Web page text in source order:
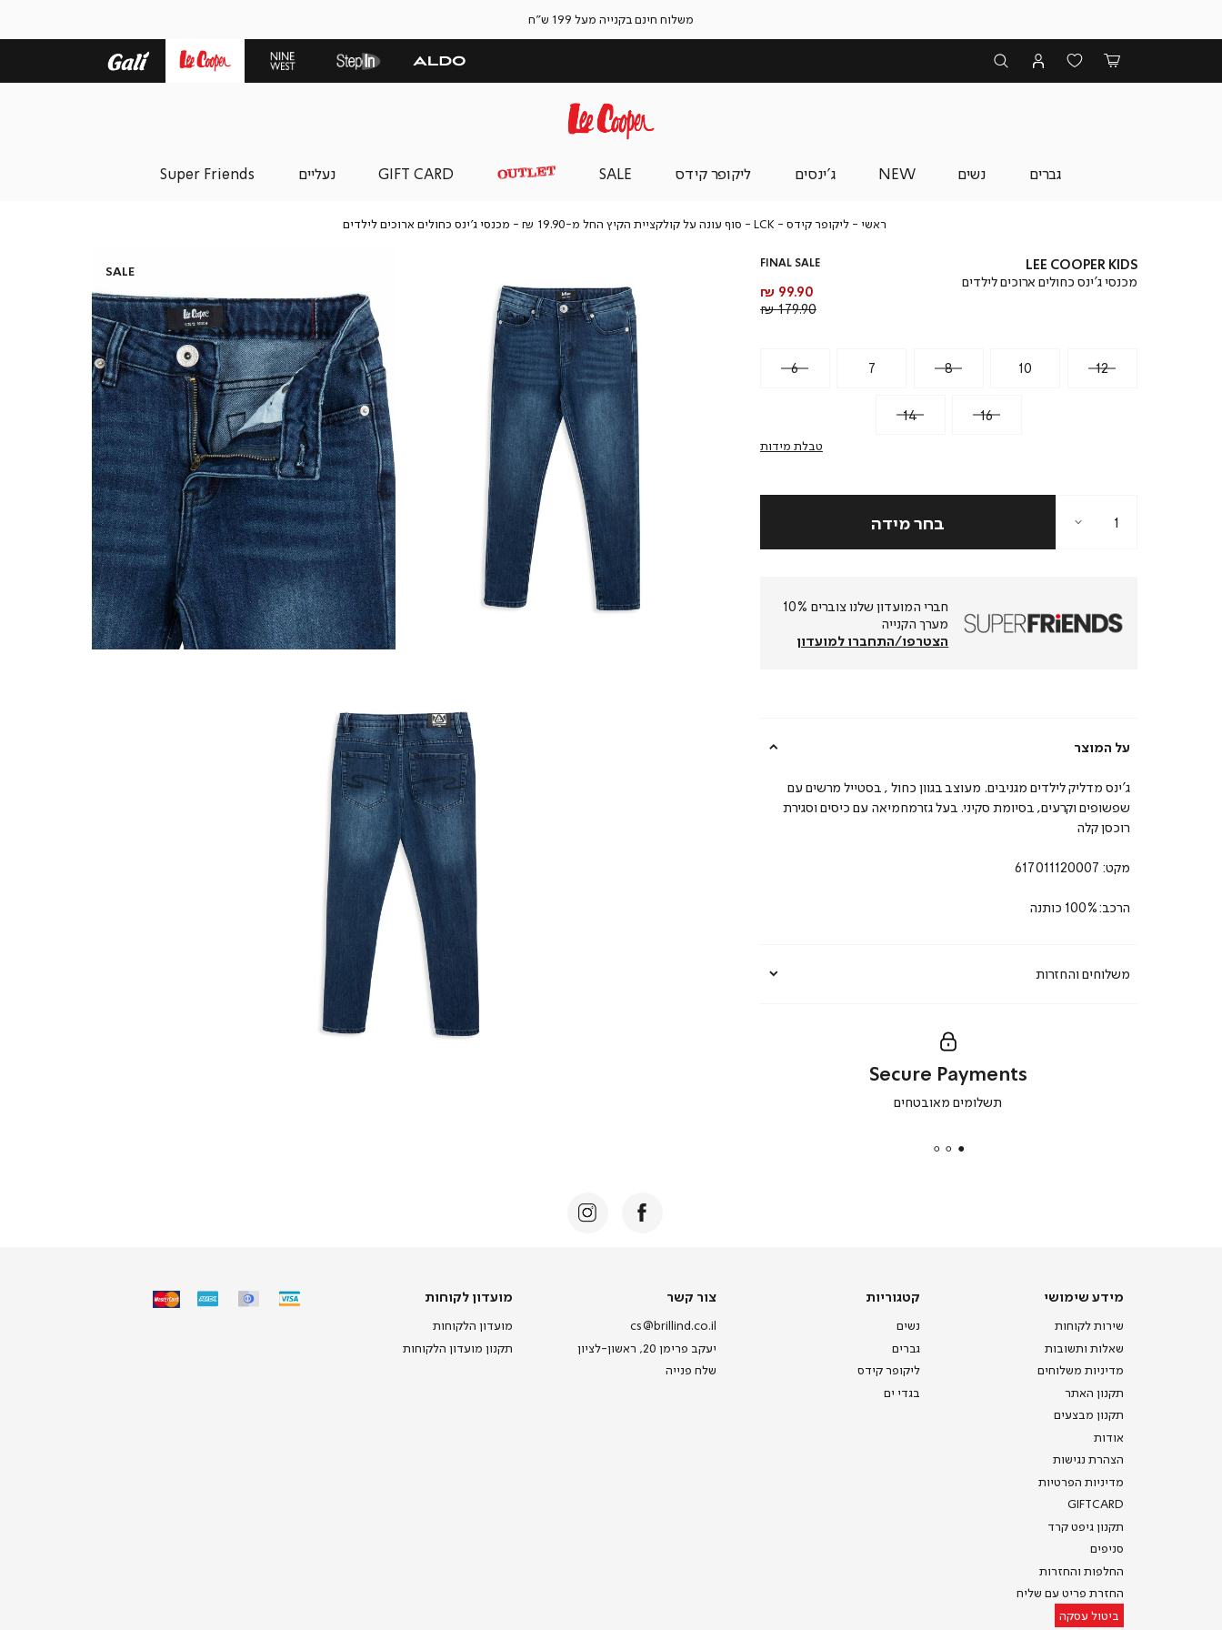
משלוח חינם בקנייה מעל 199 ש"ח
גברים נשים NEW ג'ינסים ליקופר קידס SALE
GIFT CARD נעליים Super Friends
ראשי ראשי
ליקופר קידס ליקופר
LCK - סוף עונה על קולקציית הקיץ החל מ-19.90 ₪
LCK
על
קולקציית
הקיץ
החל
מ-19.90
₪
מכנסי ג’ינס כחולים ארוכים לילדיםמכנסי
LEE COOPER KIDS
מכנסי ג’ינס כחולים ארוכים לילדים
FINAL SALE
מחיר
מוצר
99.90 ₪
מחיר
179.90 ₪
6 7 8 10 12
14 16
טבלת מידות
חברי המועדון שלנו צוברים 10%
מערך הקנייה
הצטרפו/התחברו למועדון
על המוצר
משלוחים והחזרות
ג’ינס מדליק לילדים מגניבים. מעוצב בגוון כחול , בסטייל מרשים עם
שפשופים וקרעים, בסיומת סקיני. בעל גזרמחמיאה עם כיסים וסגירת
רוכסן קלה
מקט: 617011120007
הרכב:100% כותנה
secure
Secure Payments
תשלומים מאובטחים
SALE
מידע
מידע שימושי
שירות לקוחות
שאלות ותשובות
מדיניות משלוחים
תקנון האתר
תקנון מבצעים
אודות
הצהרת נגישות
מדיניות הפרטיות
GIFTCARD
תקנון גיפט קרד
סניפים
החלפות והחזרות
החזרת פריט עם שליח
ביטול עסקה
קטגוריות
קטגוריות
נשים
גברים
ליקופר קידס
בגדי ים
צור
צור קשר
cs@brillind.co.il
יעקב פרימן 20, ראשון-לציון
שלח פנייה
מועדון
מועדון לקוחות
מועדון הלקוחות
תקנון מועדון הלקוחות